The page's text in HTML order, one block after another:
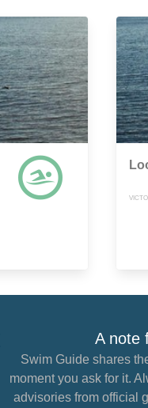
A note
Swim Guide shares
moment you ask for it.
advisories from official